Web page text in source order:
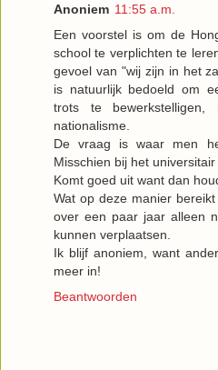
Anoniem 11:55 a.m.
Een voorstel is om de
school te verplichten te
gevoel van "wij zijn in het
is natuurlijk bedoeld om
trots te
nationalisme.
De vraag is waar men
Misschien bij het
Komt goed uit want dan
Wat op deze manier
over een paar jaar alleen
kunnen verplaatsen.
Ik blijf anoniem, want
meer in!
Beantwoorden